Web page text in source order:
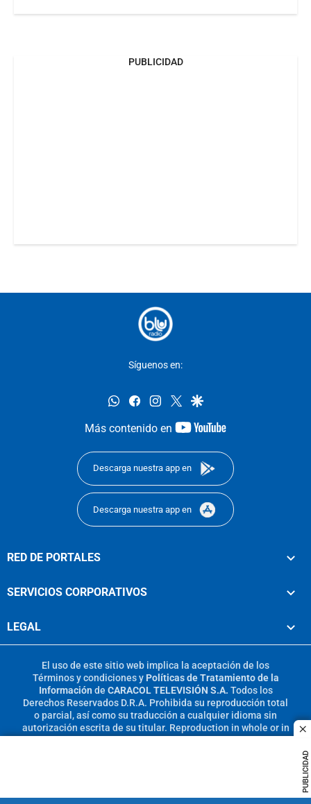
PUBLICIDAD
PUBLICIDAD
Síguenos en:
whatsappfacebookinstagram
twittergoogle
Más contenido en
youtube-
Descarga nuestra app en
Descarga nuestra app en
RED DE PORTALES
SERVICIOS CORPORATIVOS
LEGAL
El uso de este sitio web implica la aceptación de los
Términos y condicionesy Políticas de Tratamiento de la
Información de CARACOL TELEVISIÓN S.A. Todos los
Derechos Reservados D.R.A. Prohibida su reproducción total
o parcial, así como su traducción a cualquier idioma sin
autorización escrita de su titular. Reproduction in whole or in